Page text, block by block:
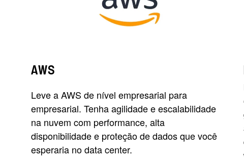
AWS
Leve a AWS de nível empresarial para
empresarial. Tenha agilidade e escalabilidade
na nuvem com performance, alta
disponibilidade e proteção de dados que você
esperaria no data center.